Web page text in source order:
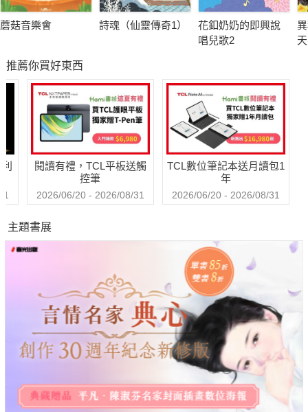
蘑菇音樂會 詩魂（仙靈傳奇1）
花釦奶奶的即興說
唱兒歌2
推薦你買好東西
閱讀有禮，TCL平板送觸
控筆
2026/06/20 - 2026/08/31
TCL數位筆記本送月讀包1
年
2026/06/20 - 2026/08/31
主題書展